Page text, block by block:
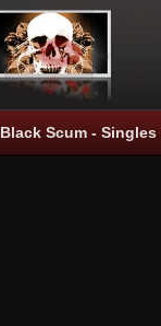
Black Scum - Singles